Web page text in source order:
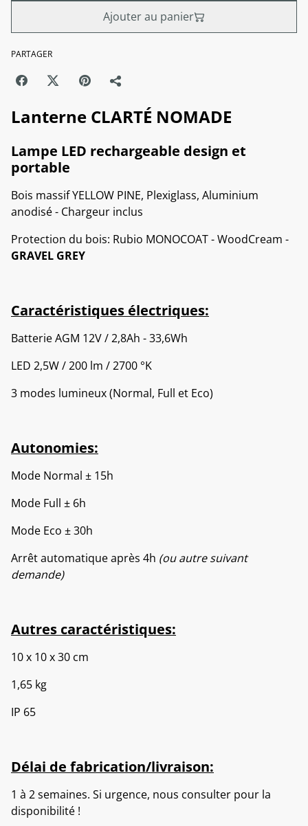
Ajouter au panier
PARTAGER
Lanterne CLARTÉ NOMADE
Lampe LED rechargeable design et
portable
Bois massif YELLOW PINE, Plexiglass, Aluminium
anodisé - Chargeur inclus
Protection du bois: Rubio MONOCOAT - WoodCream -
GRAVEL GREY
Caractéristiques électriques:
Batterie AGM 12V / 2,8Ah - 33,6Wh
LED 2,5W / 200 lm / 2700 °K
3 modes lumineux (Normal, Full et Eco)
Autonomies:
Mode Normal ± 15h
Mode Full ± 6h
Mode Eco ± 30h
Arrêt automatique après 4h (ou autre suivant
demande)
Autres caractéristiques:
10 x 10 x 30 cm
1,65 kg
IP 65
Délai de fabrication/livraison:
1 à 2 semaines. Si urgence, nous consulter pour la
disponibilité !